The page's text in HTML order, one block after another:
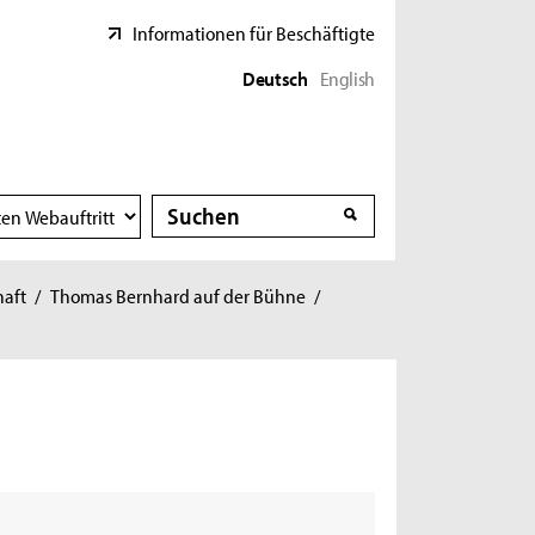
Informationen für Beschäftigte
Deutsch English
Suche
Suche
/ Thomas Bernhard auf der Bühne /